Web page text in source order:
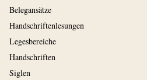
Belegansätze
Handschriftenlesungen
Legesbereiche
Handschriften
Siglen